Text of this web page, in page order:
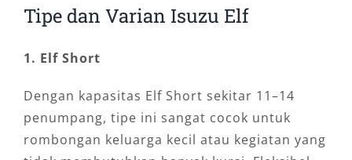
Tipe dan Varian Isuzu Elf
1. Elf Short
Dengan kapasitas Elf Short sekitar 11–14
penumpang, tipe ini sangat cocok untuk
rombongan keluarga kecil atau kegiatan yang